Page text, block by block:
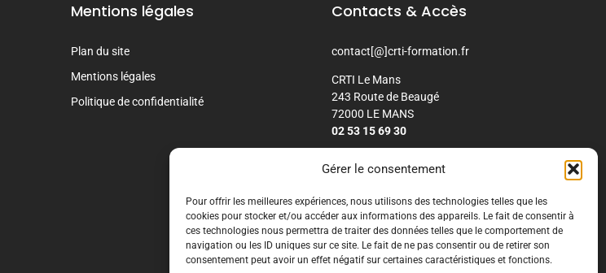
Gérer le consentement
Pour offrir les meilleures expériences, nous utilisons des technologies telles que les
cookies pour stocker et/ou accéder aux informations des appareils. Le fait de consentir à
ces technologies nous permettra de traiter des données telles que le comportement de
navigation ou les ID uniques sur ce site. Le fait de ne pas consentir ou de retirer son
consentement peut avoir un effet négatif sur certaines caractéristiques et fonctions.
Mentions légales
Plan du site
Mentions légales
Politique de confidentialité
Contacts & Accès
contact[@]crti-formation.fr
CRTI Le Mans
243 Route de Beaugé
72000 LE MANS
02 53 15 69 30
8 rue de la Croisette
02 59 29 02 56